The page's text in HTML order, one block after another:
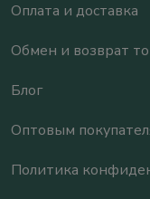
Оплата и доставка
Обмен и возврат
Блог
Оптовым
Политика